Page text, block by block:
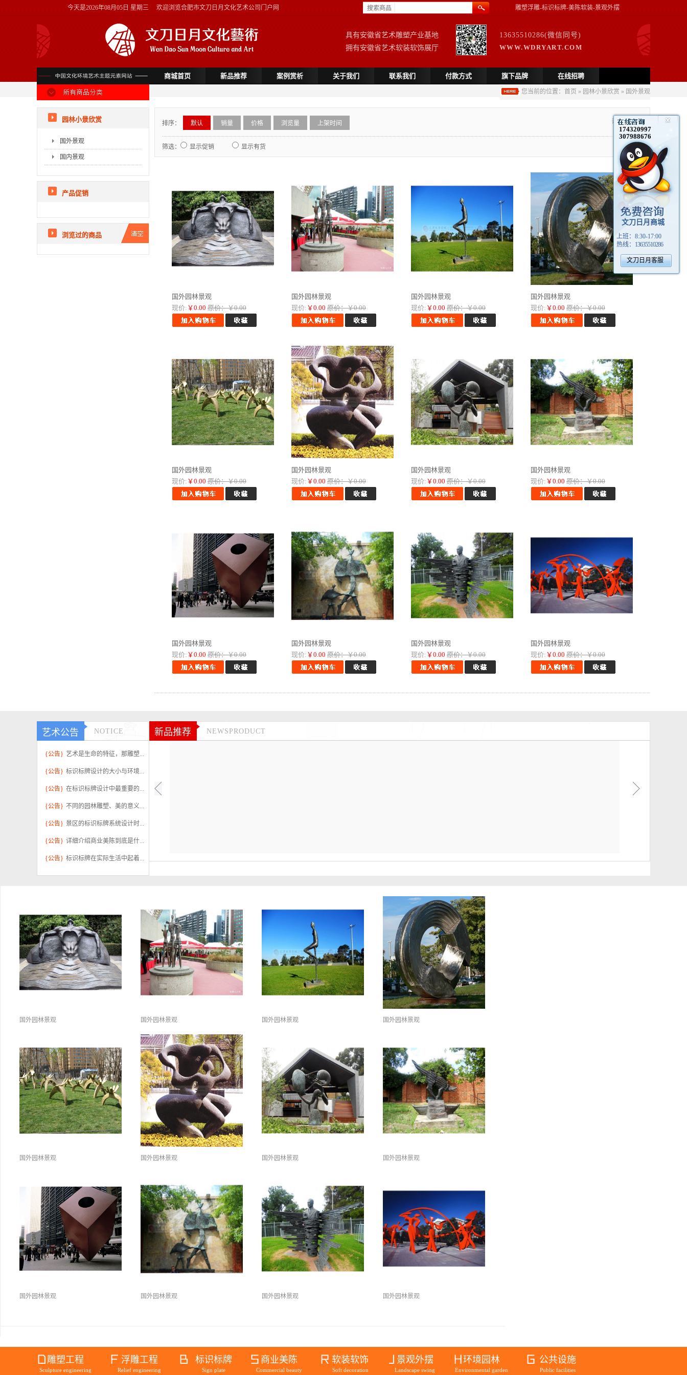
174320997
307988676
文刀日月商城
上班： 8:30-17:00
热线： 13635510286
文刀日月客服
今天是2026年08月05日 星期三 欢迎浏览合肥市文刀日月文化艺术公司门户网 雕塑浮雕-标识标牌-美陈软装-景观外摆
搜索商品
具有安徽省艺术雕塑产业基地
拥有安徽省艺术软装软饰展厅
13635510286(微信同号)
WWW.WDRYART.COM
商城首页 新品推荐 案例赏析 关于我们 联系我们 付款方式 旗下品牌 在线招聘
您当前的位置： 首页 » 园林小景欣赏 » 国外景观
园林小景欣赏
国外景观
国内景观
产品促销
浏览过的商品
排序： 默认 销量 价格 浏览量 上架时间 共12个商品
筛选： 显示促销 显示有货 1/1
国外园林景观
现价: ￥0.00 原价：￥0.00
国外园林景观
现价: ￥0.00 原价：￥0.00
国外园林景观
现价: ￥0.00 原价：￥0.00
国外园林景观
现价: ￥0.00 原价：￥0.00
国外园林景观
现价: ￥0.00 原价：￥0.00
国外园林景观
现价: ￥0.00 原价：￥0.00
国外园林景观
现价: ￥0.00 原价：￥0.00
国外园林景观
现价: ￥0.00 原价：￥0.00
国外园林景观
现价: ￥0.00 原价：￥0.00
国外园林景观
现价: ￥0.00 原价：￥0.00
国外园林景观
现价: ￥0.00 原价：￥0.00
国外园林景观
现价: ￥0.00 原价：￥0.00
艺术公告 NOTICE
{公告} 艺术是生命的特征，那雕塑...
{公告} 标识标牌设计的大小与环境...
{公告} 在标识标牌设计中最重要的...
{公告} 不同的园林雕塑、美的意义...
{公告} 景区的标识标牌系统设计时...
{公告} 详细介绍商业美陈到底是什...
{公告} 标识标牌在实际生活中起着...
新品推荐 NEWSPRODUCT
国外园林景观 国外园林景观 国外园林景观 国外园林景观
国外园林景观 国外园林景观 国外园林景观 国外园林景观
国外园林景观 国外园林景观 国外园林景观 国外园林景观
雕塑工程
Sculpture engineering
浮雕工程
Relief engineering
标识标牌
Sign plate
商业美陈
Commercial beauty
软装软饰
Soft decoration
景观外摆
Landscape swing
环境园林
Environmental garden
公共设施
Public facilities